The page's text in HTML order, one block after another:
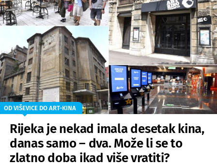
OD VIŠEVICE DO ART-KINA
Rijeka je nekad imala desetak kina,
danas samo – dva. Može li se to
zlatno doba ikad više vratiti?